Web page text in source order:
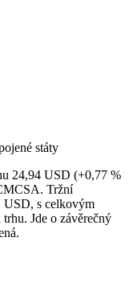
státy
24,94 USD (+0,77 %
Tržní
USD, s celkovým
Jde o závěrečný